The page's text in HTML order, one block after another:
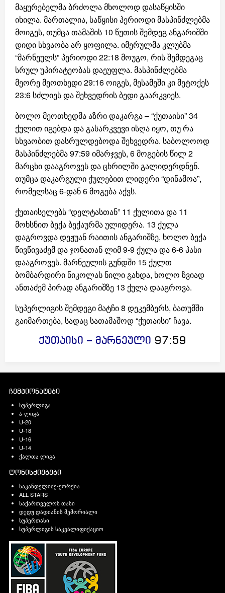
მაყურებელმა ბრძოლა მხოლოდ დასაწყისში
იხილა. მართალია, საწყისი პერიოდი მასპინძლებმა
მოიგეს, თუმცა თამაშის 10 წუთის შემდეგ ანგარიშში
დიდი სხვაობა არ ყოფილა. იმერულმა კლუბმა
“მარნეულს” პერიოდი 22:18 მოუგო, რის შემდეგაც
სრულ უპირატეობას დაეუფლა. მასპინძლებმა
მეორე მეოთხედი 29:16 ოიგეს, მესამეში კი მეტოქეს
23:6 სძლიეს და შეხვედრის ბედი გაარკვიეს.
ბოლო მეოთხედმა აზრი დაკარგა – “ქუთაისი” 34
ქულით იგებდა და გასარკვევი ისღა იყო, თუ რა
სხვაობით დასრულდებოდა შეხვედრა. საბოლოოდ
მასპინძლებმა 97:59 იმარჯვეს, 6 მოგების წილ 2
მარცხი დააგროვეს და ცხრილში გალიდერდნენ.
თუმცა დაკარგული ქულებით ლიდერი “დინამოა”,
რომელსაც 6-დან 6 მოგება აქვს.
ქუთაისელებს “დელტასთან” 11 ქულითა და 11
მოხსნით ბექა ბექაურმა ულიდერა. 13 ქულა
დაგროვდა დეჟუან რაითის ანგარიშზე, ხოლო ბექა
წივწივაძემ და ჯონათან ლიმ 9-9 ქულა და 6-6 პასი
დააგროვეს. მარნეულის გუნდში 15 ქულთ
ბომბარდირი ნიკოლას ნილი გახდა, ხოლო ზვიად
ანთაძემ პირად ანგარიშზე 13 ქულა დააგროვა.
სუპერლიგის შემდეგი მატჩი 8 დეკემბერს, ბათუმში
გაიმართება, სადაც სათამაშოდ “ქუთაისი” ჩავა.
ქუთაისი – მარნეული 97:59
ჩემპიონატები
სუპერლიგა
ა-ლიგა
U-20
U-18
U-16
U-14
ქალთა ლიგა
ღონისძიებები
საკანდელიძე-ქორქია
ALL STARS
საქართველოს თასი
დუდუ დადიანის მემორიალი
სუპერთასი
სუპერლიგის საკვალიფიქაციო